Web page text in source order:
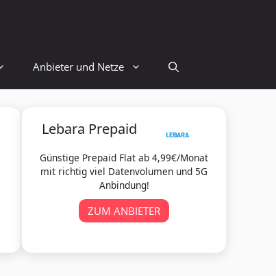
Anbieter und Netze
Lebara Prepaid
Günstige Prepaid Flat ab 4,99€/Monat
mit richtig viel Datenvolumen und 5G
Anbindung!
ZUM ANBIETER